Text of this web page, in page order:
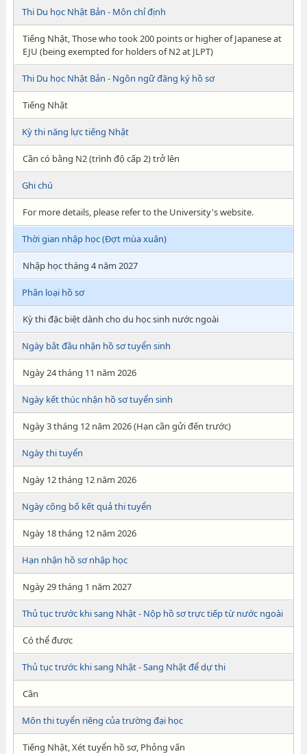
Thi Du học Nhật Bản - Môn chỉ định
Tiếng Nhật, Those who took 200 points or higher of Japanese at
EJU (being exempted for holders of N2 at JLPT)
Thi Du học Nhật Bản - Ngôn ngữ đăng ký hồ sơ
Tiếng Nhật
Kỳ thi năng lực tiếng Nhật
Cần có bằng N2 (trình độ cấp 2) trở lên
Ghi chú
For more details, please refer to the University's website.
Thời gian nhập học (Đợt mùa xuân)
Nhập học tháng 4 năm 2027
Phân loại hồ sơ
Kỳ thi đặc biệt dành cho du học sinh nước ngoài
Ngày bắt đầu nhận hồ sơ tuyển sinh
Ngày 24 tháng 11 năm 2026
Ngày kết thúc nhận hồ sơ tuyển sinh
Ngày 3 tháng 12 năm 2026 (Hạn cần gửi đến trước)
Ngày thi tuyển
Ngày 12 tháng 12 năm 2026
Ngày công bố kết quả thi tuyển
Ngày 18 tháng 12 năm 2026
Hạn nhận hồ sơ nhập học
Ngày 29 tháng 1 năm 2027
Thủ tục trước khi sang Nhật - Nộp hồ sơ trực tiếp từ nước ngoài
Có thể được
Thủ tục trước khi sang Nhật - Sang Nhật để dự thi
Cần
Môn thi tuyển riêng của trường đại học
Tiếng Nhật, Xét tuyển hồ sơ, Phỏng vấn